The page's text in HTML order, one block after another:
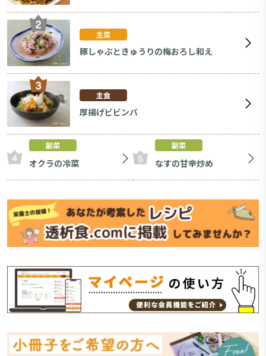
主菜
豚しゃぶときゅうりの梅おろし和え
主食
厚揚げビビンバ
副菜
オクラの冷菜
副菜
なすの甘辛炒め